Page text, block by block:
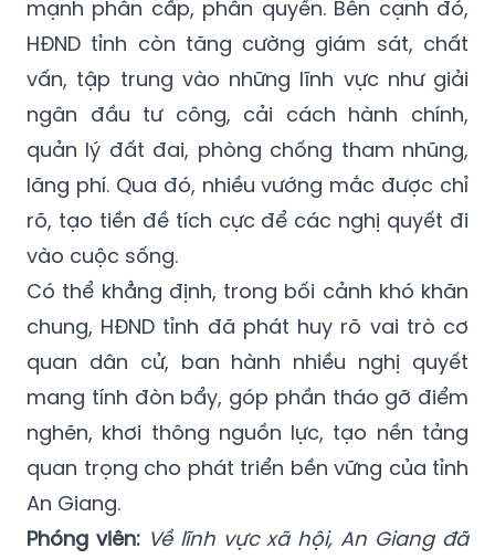
mạnh phân cấp, phân quyền. Bên cạnh đó,
HĐND tỉnh còn tăng cường giám sát, chất
vấn, tập trung vào những lĩnh vực như giải
ngân đầu tư công, cải cách hành chính,
quản lý đất đai, phòng chống tham nhũng,
lãng phí. Qua đó, nhiều vướng mắc được chỉ
rõ, tạo tiền đề tích cực để các nghị quyết đi
vào cuộc sống.
Có thể khẳng định, trong bối cảnh khó khăn
chung, HĐND tỉnh đã phát huy rõ vai trò cơ
quan dân cử, ban hành nhiều nghị quyết
mang tính đòn bẩy, góp phần tháo gỡ điểm
nghẽn, khơi thông nguồn lực, tạo nền tảng
quan trọng cho phát triển bền vững của tỉnh
An Giang.
Phóng viên: Về lĩnh vực xã hội, An Giang đã